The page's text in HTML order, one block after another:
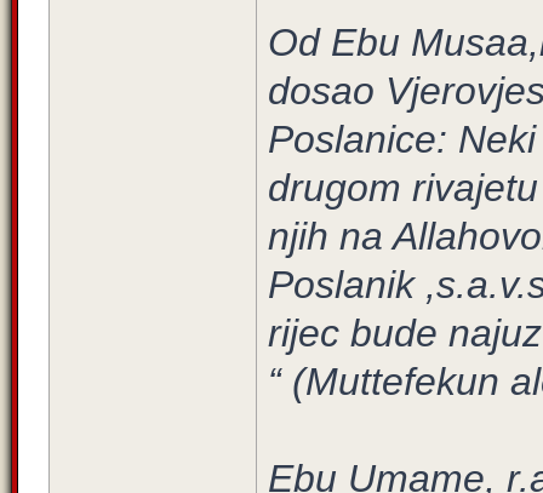
Od Ebu
dosao
Poslanice:
drugom
njih na
Poslanik
rijec bude
“ (Muttefekun
Ebu Umame,